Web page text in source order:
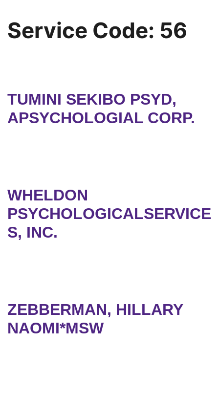
Service Code: 56
TUMINI SEKIBO PSYD,
APSYCHOLOGIAL CORP.
WHELDON
PSYCHOLOGICALSERVICE
S, INC.
ZEBBERMAN, HILLARY
NAOMI*MSW